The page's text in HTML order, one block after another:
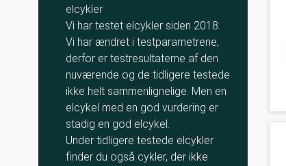
elcykler
Vi har testet elcykler siden 2018.
Vi har ændret i testparametrene,
derfor er testresultaterne af den
nuværende og de tidligere testede
ikke helt sammenlignelige. Men en
elcykel med en god vurdering er
stadig en god elcykel.
Under tidligere testede elcykler
finder du også cykler, der ikke